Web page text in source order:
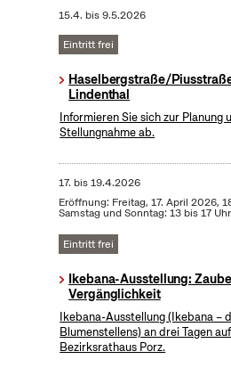
15.4. bis9.5.2026
Eintritt frei
Haselbergstraße/
Lindenthal
Informieren Sie sich zur Planung
Stellungnahme ab.
17. bis19.4.2026
Eröffnung: Freitag, 17. April 2026,
Samstag und Sonntag: 13 bis 17 Uhr
Eintritt frei
Ikebana-Ausstellung:
Vergänglichkeit
Ikebana-Ausstellung (Ikebana –
Blumenstellens) an drei Tagen
Bezirksrathaus Porz.